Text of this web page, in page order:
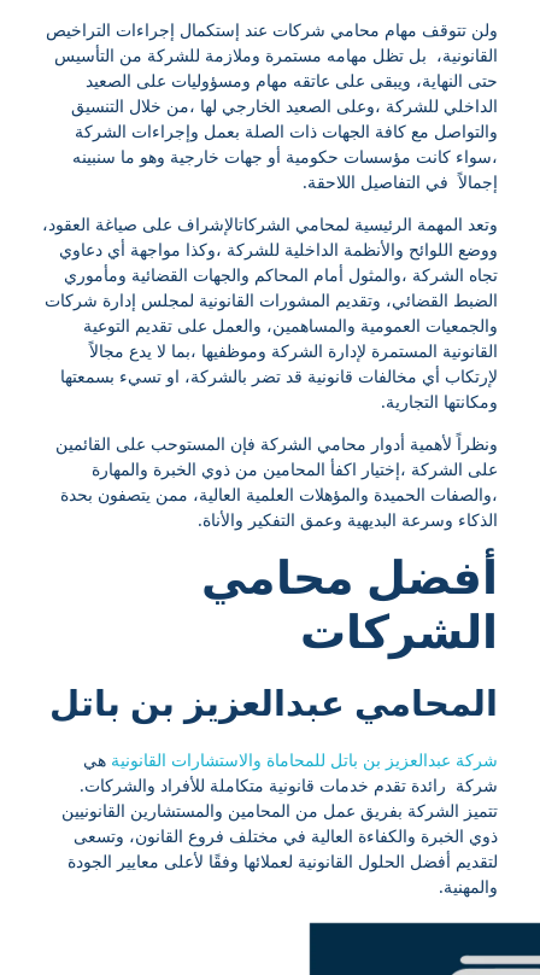
ولن تتوقف مهام محامي شركات عند إستكمال إجراءات التراخيص
القانونية، بل تظل مهامه مستمرة وملازمة للشركة من التأسيس
حتى النهاية، ويبقى على عاتقه مهام ومسؤوليات على الصعيد
الداخلي للشركة ،وعلى الصعيد الخارجي لها ،من خلال التنسيق
والتواصل مع كافة الجهات ذات الصلة بعمل وإجراءات الشركة
،سواء كانت مؤسسات حكومية أو جهات خارجية وهو ما سنبينه
إجمالاً في التفاصيل اللاحقة.
وتعد المهمة الرئيسية لمحامي الشركاتالإشراف على صياغة العقود،
ووضع اللوائح والأنظمة الداخلية للشركة ،وكذا مواجهة أي دعاوي
تجاه الشركة ،والمثول أمام المحاكم والجهات القضائية ومأموري
الضبط القضائي، وتقديم المشورات القانونية لمجلس إدارة شركات
والجمعيات العمومية والمساهمين، والعمل على تقديم التوعية
القانونية المستمرة لإدارة الشركة وموظفيها ،بما لا يدع مجالاً
لإرتكاب أي مخالفات قانونية قد تضر بالشركة، او تسيء بسمعتها
ومكانتها التجارية.
ونظراً لأهمية أدوار محامي الشركة فإن المستوحب على القائمين
على الشركة ،إختيار اكفأ المحامين من ذوي الخبرة والمهارة
،والصفات الحميدة والمؤهلات العلمية العالية، ممن يتصفون بحدة
الذكاء وسرعة البديهية وعمق التفكير والأناة.
أفضل محامي
الشركات
المحامي عبدالعزيز بن باتل
شركة عبدالعزيز بن باتل للمحاماة والاستشارات القانونية هي
شركة رائدة تقدم خدمات قانونية متكاملة للأفراد والشركات.
تتميز الشركة بفريق عمل من المحامين والمستشارين القانونيين
ذوي الخبرة والكفاءة العالية في مختلف فروع القانون، وتسعى
لتقديم أفضل الحلول القانونية لعملائها وفقًا لأعلى معايير الجودة
والمهنية.